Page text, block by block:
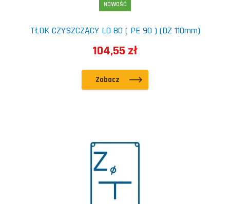
NOWOŚĆ
TŁOK CZYSZCZĄCY LD 80 ( PE 90 ) (DZ 110mm)
104,55 zł
Zobacz